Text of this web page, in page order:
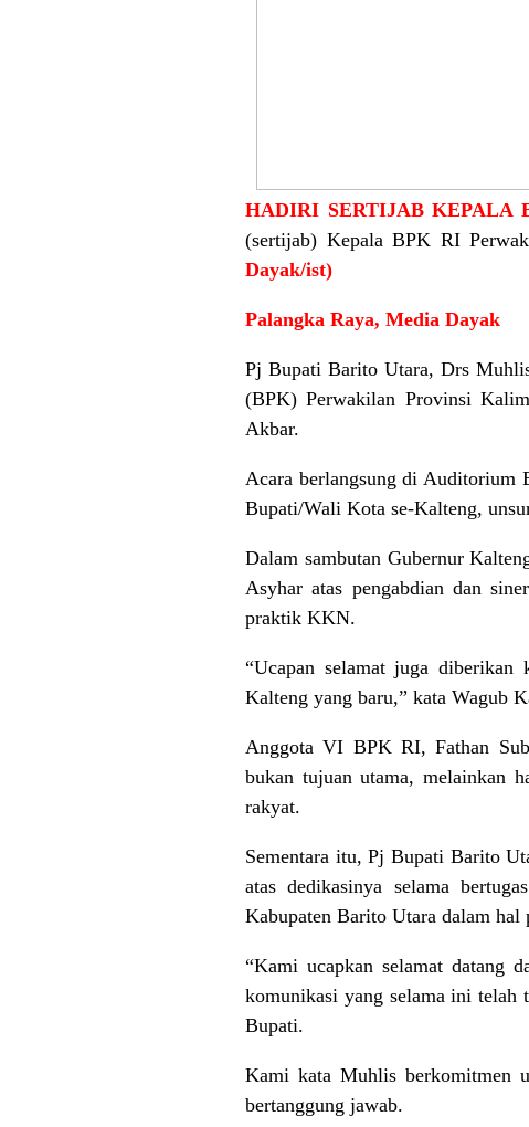
HADIRI SERTIJAB KEPALA
(sertijab) Kepala BPK RI
Dayak/ist)
Palangka Raya, Media Dayak
Pj Bupati Barito Utara, Drs
(BPK) Perwakilan Provinsi
Akbar.
Acara berlangsung di Auditorium
Bupati/Wali Kota se-Kalteng,
Dalam sambutan Gubernur
Asyhar atas pengabdian dan
praktik KKN.
“Ucapan selamat juga
Kalteng yang baru,” kata Wagub
Anggota VI BPK RI, Fathan
bukan tujuan utama, melainkan
rakyat.
Sementara itu, Pj Bupati Barito
atas dedikasinya selama
Kabupaten Barito Utara dalam hal
“Kami ucapkan selamat datang
komunikasi yang selama ini telah
Bupati.
Kami kata Muhlis berkomitmen
bertanggung jawab.